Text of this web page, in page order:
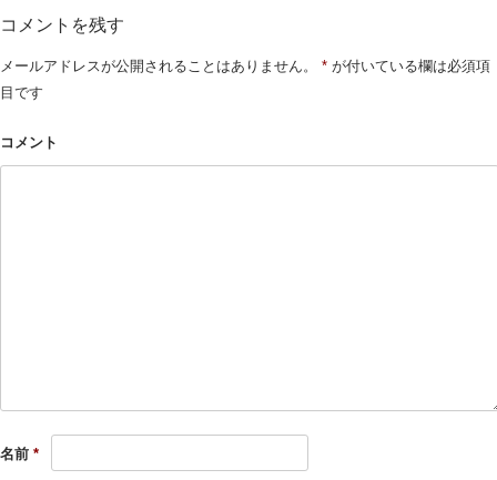
コメントを残す
メールアドレスが公開されることはありません。 * が付いている欄は必須項
目です
コメント
名前 *